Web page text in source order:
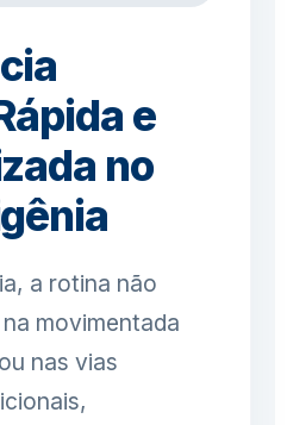
e
no
a rotina não
movimentada
nas vias